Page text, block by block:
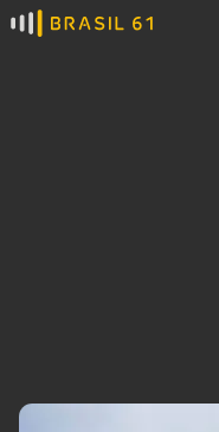
Ver todas as notícias